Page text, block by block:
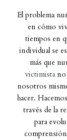
El problema
en cómo
tiempos en
individual se
más que
victimistano
nosotros
hacer.
través de la
para